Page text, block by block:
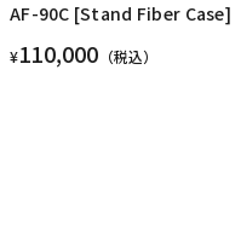
AF-90C [Stand Fiber Case]
¥110,000 （税込）